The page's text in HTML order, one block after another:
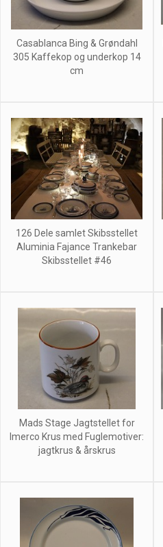
Casablanca Bing & Grøndahl
305 Kaffekop og underkop 14
cm
126 Dele samlet Skibsstellet
Aluminia Fajance Trankebar
Skibsstellet #46
Mads Stage Jagtstellet for
Imerco Krus med Fuglemotiver:
jagtkrus & årskrus